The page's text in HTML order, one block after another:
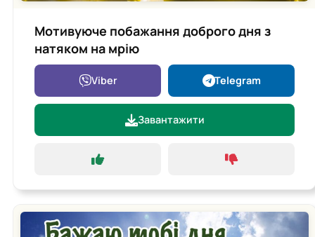
Мотивуюче побажання доброго дня з
натяком на мрію
Viber Telegram
Завантажити